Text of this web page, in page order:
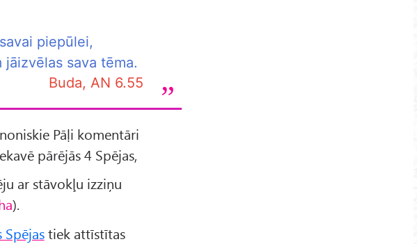
piepūlei,
sava tēma.
Buda, AN 6.55
Pāḷi komentāri
pārējās 4 Spējas,
ar stāvokļu izziņu
).
Spējastiek attīstītas